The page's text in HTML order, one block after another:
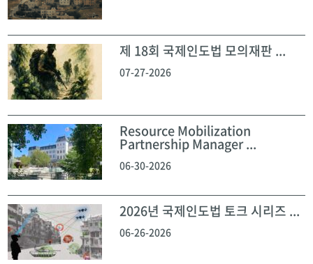
제 18회 국제인도법 모의재판 ...
07-27-2026
Resource Mobilization
Partnership Manager ...
06-30-2026
2026년 국제인도법 토크 시리즈 ...
06-26-2026